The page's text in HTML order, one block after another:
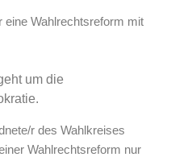
eine Wahlrechtsreform mit
um die
r des Wahlkreises
Wahlrechtsreform nur